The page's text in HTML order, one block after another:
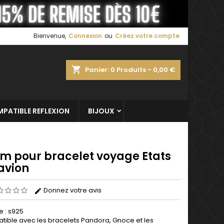
Bienvenue, Connexion ou Créez votre compte
shopping_cart Panier: 0 Produits - 0,00 €
REFLEXION BIJOUX
pour bracelet voyage Etats
Donnez votre avis
: s925
avec les bracelets Pandora, Gnoce et les